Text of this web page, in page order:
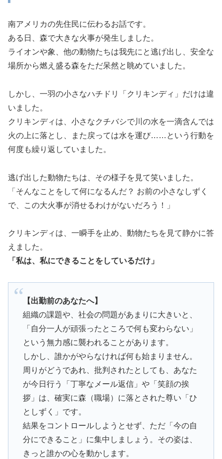
南アメリカの先住民に伝わるお話です。
ある日、森で大きな火事が発生しました。
ライオンや象、他の動物たちは我先にと逃げ出し、安全な
場所から燃え盛る森をただ呆然と眺めていました。
しかし、一羽の小さなハチドリ「クリキンディ」だけは違
いました。
クリキンディは、小さなクチバシで川の水を一滴含んでは
火の上に落とし、また戻っては水を運び……という行動を
何度も繰り返していました。
逃げ出した動物たちは、その様子を見て笑いました。
「そんなことをして何になるんだ？ お前の小さなしずく
で、この大火事が消せるわけがないだろう！」
クリキンディは、一瞬手を止め、動物たちを見て静かに答
えました。
「私は、私にできることをしているだけ」
【出勤前のあなたへ】
組織の課題や、社会の問題があまりに大きいと、
「自分一人が頑張ったところで何も変わらない」
という無力感に襲われることがあります。
しかし、誰かがやらなければ何も始まりません。
周りがどうであれ、批判されたとしても、あなた
が今日行う「丁寧なメール返信」や「笑顔の挨
拶」は、確実に森（職場）に落とされた尊い「ひ
としずく」です。
結果をコントロールしようとせず、ただ「今の自
分にできること」に集中しましょう。その姿は、
きっと誰かの心を動かします。